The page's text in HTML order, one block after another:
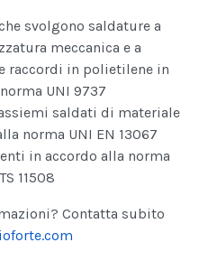
svolgono saldature a
meccanica e a
raccordi in polietilene in
UNI 9737
saldati di materiale
norma UNI EN 13067
in accordo alla norma
11508
Contatta subito